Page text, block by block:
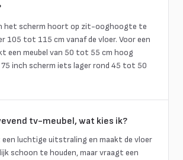
het scherm hoort op zit-ooghoogte te
105 tot 115 cm vanaf de vloer. Voor een
een meubel van 50 tot 55 cm hoog
75 inch scherm iets lager rond 45 tot 50
tv-meubel, wat kies ik?
een luchtige uitstraling en maakt de vloer
schoon te houden, maar vraagt een